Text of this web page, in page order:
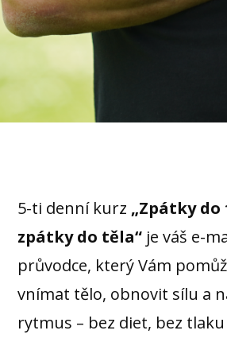
5-ti denní kurz „Zpátky
zpátky do těla“ je váš e-
průvodce, který Vám
vnímat tělo, obnovit sílu a
rytmus – bez diet, bez